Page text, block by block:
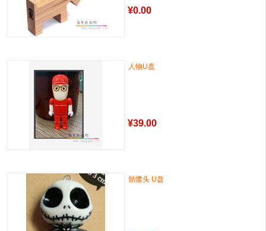
¥0.00
人物U盘
¥39.00
骷髅头 U盘